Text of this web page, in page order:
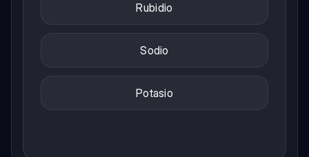
Rubidio
Sodio
Potasio